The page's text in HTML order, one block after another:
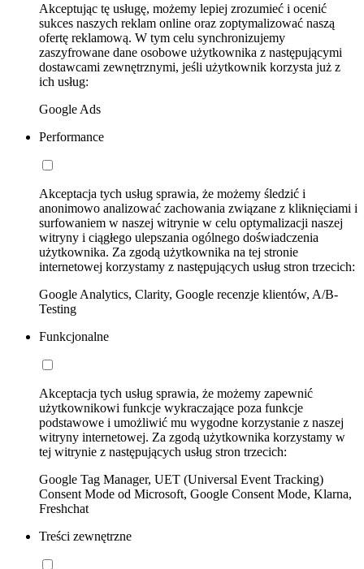
Akceptując tę usługę, możemy lepiej zrozumieć i ocenić
sukces naszych reklam online oraz zoptymalizować naszą
ofertę reklamową. W tym celu synchronizujemy
zaszyfrowane dane osobowe użytkownika z następującymi
dostawcami zewnętrznymi, jeśli użytkownik korzysta już z
ich usług:
Google Ads
Performance
Akceptacja tych usług sprawia, że możemy śledzić i
anonimowo analizować zachowania związane z kliknięciami i
surfowaniem w naszej witrynie w celu optymalizacji naszej
witryny i ciągłego ulepszania ogólnego doświadczenia
użytkownika. Za zgodą użytkownika na tej stronie
internetowej korzystamy z następujących usług stron trzecich:
Google Analytics, Clarity, Google recenzje klientów, A/B-
Testing
Funkcjonalne
Akceptacja tych usług sprawia, że możemy zapewnić
użytkownikowi funkcje wykraczające poza funkcje
podstawowe i umożliwić mu wygodne korzystanie z naszej
witryny internetowej. Za zgodą użytkownika korzystamy w
tej witrynie z następujących usług stron trzecich:
Google Tag Manager, UET (Universal Event Tracking)
Consent Mode od Microsoft, Google Consent Mode, Klarna,
Freshchat
Treści zewnętrzne